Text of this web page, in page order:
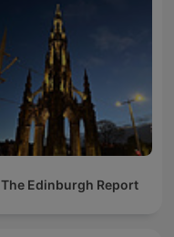
The Edinburgh Report